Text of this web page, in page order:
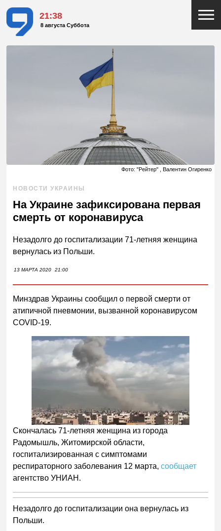
21:38
8 августа Суббота
Фото: "Рейтер" , Валентин Огиренко
НОВОСТИ УКРАИНЫ
На Украине зафиксирована первая
смерть от коронавируса
Незадолго до госпитализации 71-летняя женщина
вернулась из Польши.
13 МАРТА 2020 21:00
Минздрав Украины сообщил о первой смерти от
атипичной пневмонии, вызванной коронавирусом
COVID-19.
Скончалась 71-летняя женщина из города
Радомышль, Житомирской области,
госпитализированная с симптомами
респираторного заболевания 12 марта,сообщает
агентство УНИАН.
Незадолго до госпитализации она вернулась из
Польши.